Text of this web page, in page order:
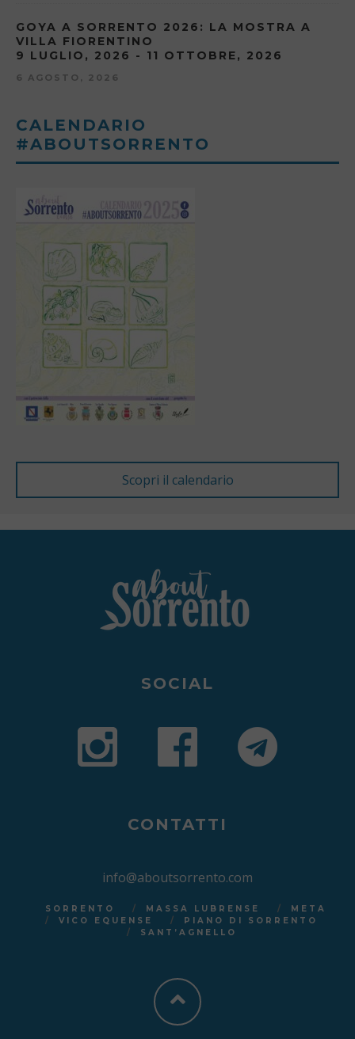
GOYA A SORRENTO 2026: LA MOSTRA A
VILLA FIORENTINO
9 LUGLIO, 2026 - 11 OTTOBRE, 2026
6 AGOSTO, 2026
CALENDARIO
#ABOUTSORRENTO
SOCIAL
CONTATTI
info@aboutsorrento.com
SORRENTO MASSA LUBRENSE
META
VICO EQUENSE
PIANO DI SORRENTO
SANT’AGNELLO